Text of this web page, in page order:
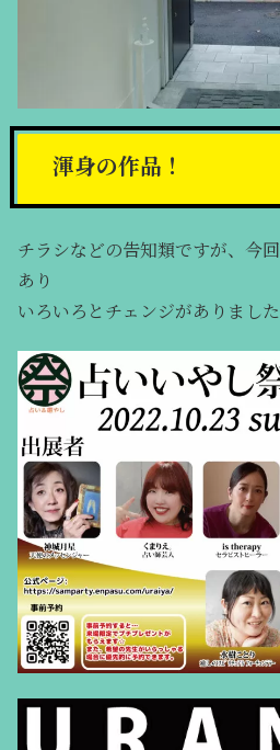
渾身の作品！
チラシなどの告知類ですが、今
あり
いろいろとチェンジがありました